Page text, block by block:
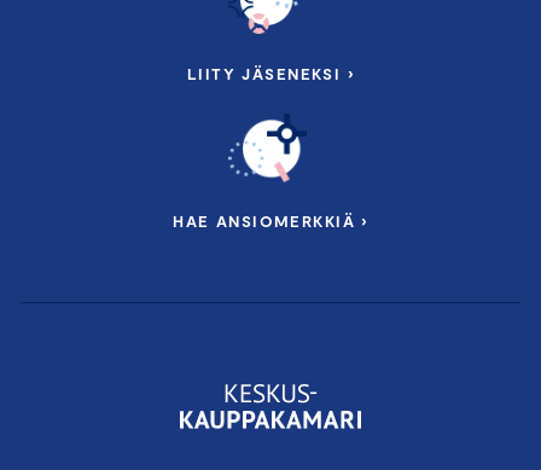
LIITY JÄSENEKSI ›
HAE ANSIOMERKKIÄ ›